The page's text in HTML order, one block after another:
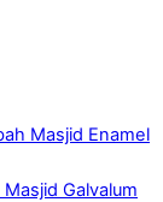
Masjid Enamel
Masjid Galvalum